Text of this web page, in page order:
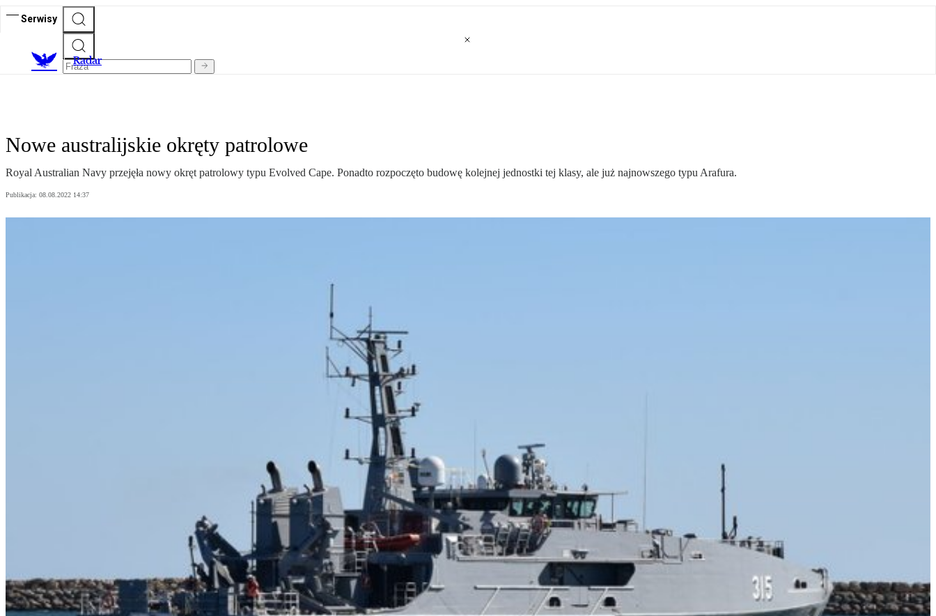
Serwisy
Radar
Nowe australijskie okręty patrolowe
Royal Australian Navy przejęła nowy okręt patrolowy typu Evolved Cape. Ponadto rozpoczęto budowę kolejnej jednostki tej klasy, ale już najnowszego typu Arafura.
Publikacja: 08.08.2022 14:37